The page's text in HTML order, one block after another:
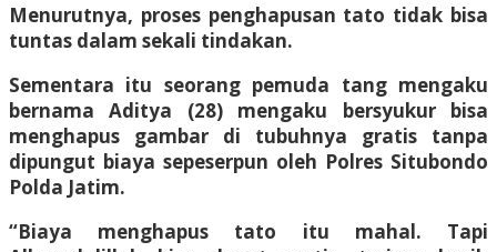
Menurutnya, proses penghapusan tato tidak bisa
tuntas dalam sekali tindakan.
Sementara itu seorang pemuda tang mengaku
bernama Aditya (28) mengaku bersyukur bisa
menghapus gambar di tubuhnya gratis tanpa
dipungut biaya sepeserpun oleh Polres Situbondo
Polda Jatim.
“Biaya menghapus tato itu mahal. Tapi